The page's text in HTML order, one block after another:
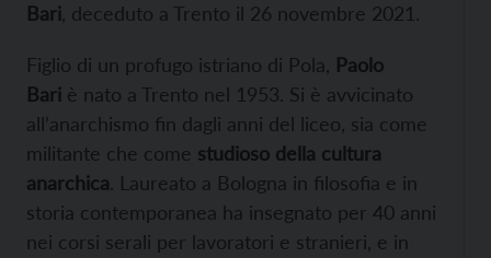
Bari , deceduto a Trento il 26 novembre 2021.
Figlio di un profugo istriano di Pola, Paolo
Bari è nato a Trento nel 1953. Si è avvicinato
all’anarchismo fin dagli anni del liceo, sia come
militante che come studioso della cultura
anarchica. Laureato a Bologna in filosofia e in
storia contemporanea ha insegnato per 40 anni
nei corsi serali per lavoratori e stranieri, e in